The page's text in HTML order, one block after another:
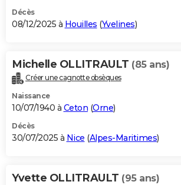
Décès
08/12/2025 à Houilles (Yvelines)
Michelle OLLITRAULT (85 ans)
Créer une cagnotte obsèques
Naissance
10/07/1940 à Ceton (Orne)
Décès
30/07/2025 à Nice (Alpes-Maritimes)
Yvette OLLITRAULT (95 ans)